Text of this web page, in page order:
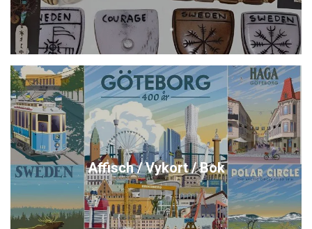
Affisch / Vykort / Bok